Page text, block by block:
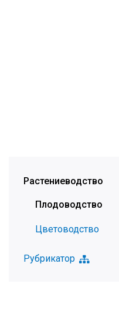
Растениеводство
Плодоводство
Цветоводство
Рубрикатор